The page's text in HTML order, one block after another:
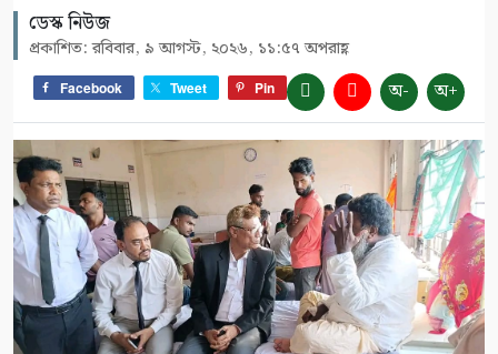
ডেস্ক নিউজ
প্রকাশিত: রবিবার, ৯ আগস্ট, ২০২৬, ১১:৫৭ অপরাহ্ণ
Facebook Tweet Pin অ- অ+